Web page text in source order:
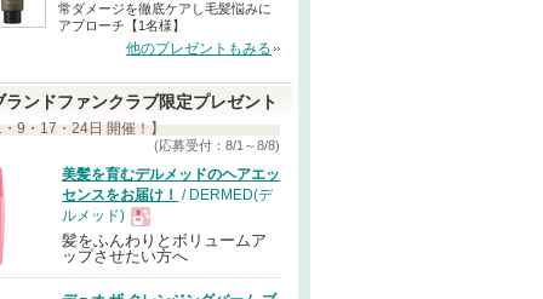
常ダメージを徹底ケアし毛髪悩みに
アプローチ【1名様】
他のプレゼントもみる
ランドファンクラブ限定プレゼント
・9・17・24日 開催！】
(応募受付：8/1～8/8)
美髪を育むデルメッドのヘアエッ
センスをお届け！
/ DERMED(デ
ルメッド)
現
髪をふんわりとボリュームア
ップさせたい方へ